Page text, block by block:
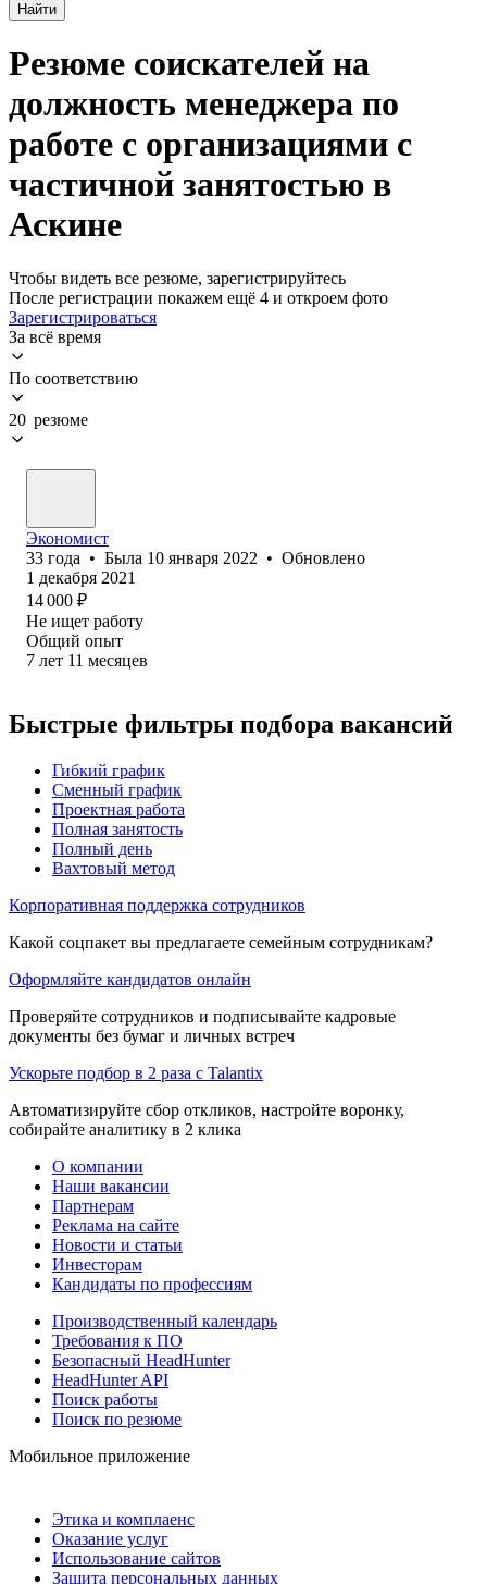
Найти
Резюме соискателей на
должность менеджера по
работе с организациями с
частичной занятостью в
Аскине
Чтобы видеть все резюме, зарегистрируйтесь
После регистрации покажем ещё 4 и откроем фото
Зарегистрироваться
За всё время
По соответствию
20 резюме
Экономист
33 года • Была 10 января 2022 • Обновлено
1 декабря 2021
14 000 ₽
Не ищет работу
Общий опыт
7 лет 11 месяцев
Быстрые фильтры подбора вакансий
Гибкий график
Сменный график
Проектная работа
Полная занятость
Полный день
Вахтовый метод
Корпоративная поддержка сотрудников
Какой соцпакет вы предлагаете семейным сотрудникам?
Оформляйте кандидатов онлайн
Проверяйте сотрудников и подписывайте кадровые
документы без бумаг и личных встреч
Ускорьте подбор в 2 раза с Talantix
Автоматизируйте сбор откликов, настройте воронку,
собирайте аналитику в 2 клика
О компании
Наши вакансии
Партнерам
Реклама на сайте
Новости и статьи
Инвесторам
Кандидаты по профессиям
Производственный календарь
Требования к ПО
Безопасный HeadHunter
HeadHunter API
Поиск работы
Поиск по резюме
Мобильное приложение
Этика и комплаенс
Оказание услуг
Использование сайтов
Защита персональных данных